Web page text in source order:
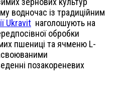
водночас із традиційним
Ukravit наголошують на
обробки
пшениці та ячменю L-
позакореневих